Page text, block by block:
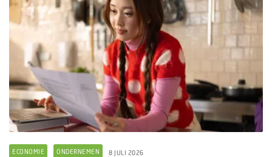
ECONOMIE ONDERNEMEN 8 JULI 2026